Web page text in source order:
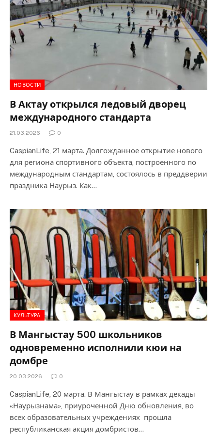
НОВОСТИ
В Актау открылся ледовый дворец
международного стандарта
21.03.2026 0
CaspianLife, 21 марта. Долгожданное открытие нового
для региона спортивного объекта, построенного по
международным стандартам, состоялось в преддверии
праздника Наурыз. Как…
КУЛЬТУРА
В Мангыстау 500 школьников
одновременно исполнили кюи на
домбре
20.03.2026 0
CaspianLife, 20 марта. В Мангыстау в рамках декады
«Наурызнама», приуроченной Дню обновления, во
всех образовательных учреждениях прошла
республиканская акция домбристов…